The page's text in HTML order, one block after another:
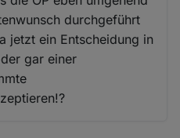
durchgeführt
jetzt ein Entscheidung in
gar einer